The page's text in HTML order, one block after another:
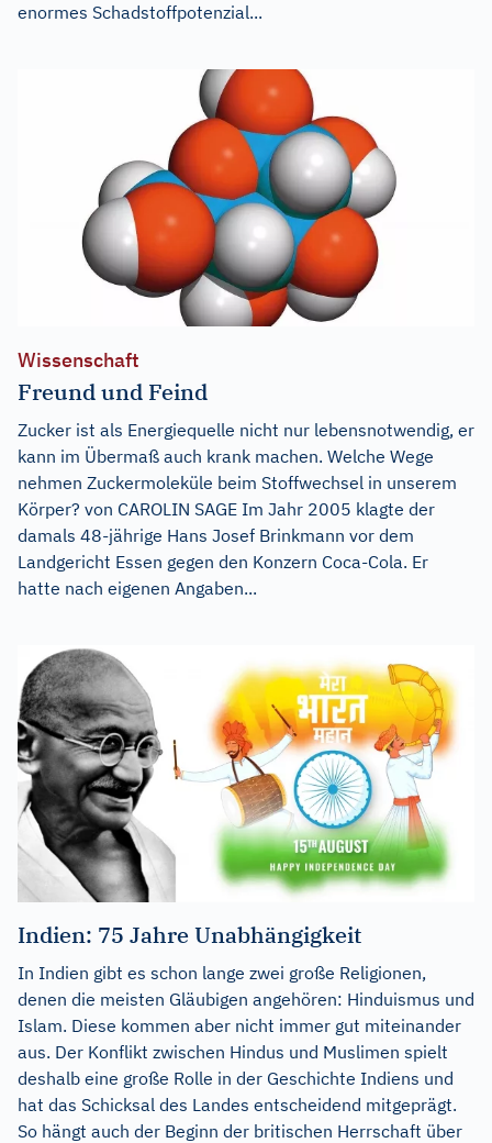
enormes Schadstoffpotenzial...
Wissenschaft
Freund und Feind
Zucker ist als Energiequelle nicht nur lebensnotwendig, er
kann im Übermaß auch krank machen. Welche Wege
nehmen Zuckermoleküle beim Stoffwechsel in unserem
Körper? von CAROLIN SAGE Im Jahr 2005 klagte der
damals 48-jährige Hans Josef Brinkmann vor dem
Landgericht Essen gegen den Konzern Coca-Cola. Er
hatte nach eigenen Angaben...
Indien: 75 Jahre Unabhängigkeit
In Indien gibt es schon lange zwei große Religionen,
denen die meisten Gläubigen angehören: Hinduismus und
Islam. Diese kommen aber nicht immer gut miteinander
aus. Der Konflikt zwischen Hindus und Muslimen spielt
deshalb eine große Rolle in der Geschichte Indiens und
hat das Schicksal des Landes entscheidend mitgeprägt.
So hängt auch der Beginn der britischen Herrschaft über